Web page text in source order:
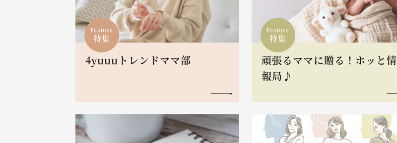
Feature
特集
4yuuuトレンドママ部
Feature
特集
頑張るママに贈る！ホッと情
報局♪